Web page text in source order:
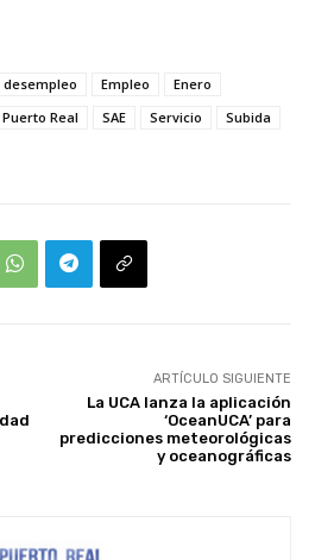
desempleo Empleo
Enero
Puerto Real SAE Servicio
Subida
ARTÍCULO SIGUIENTE
La UCA lanza la aplicación
‘OceanUCA’ para
predicciones meteorológicas
y oceanográficas